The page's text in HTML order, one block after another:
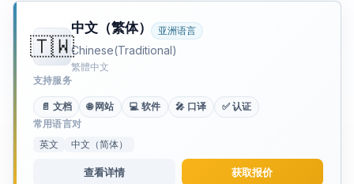
🇹🇼
中文（繁体） 亚洲语言
Chinese(Traditional)
繁體中文
支持服务
📄 文档 🌐 网站 💻 软件 🎤 口译 ✅ 认证
常用语言对
英文
中文（简体）
查看详情 获取报价